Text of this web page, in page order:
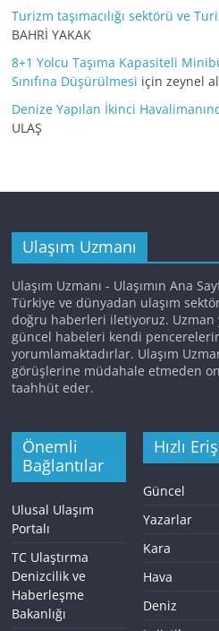
Turizm taşımacılığı sektörü ve
BAHRİ YAKAK
8+1 Yolcu Taşıma Kapasiteli
Sınıfına Düşürülmesi içinzeynel
Denize Yapılan İkinci
ULAŞ
Ulaşım Uzmanı
Ulaşım Uzmanı - Ulaşımın Ana
Türkiye ve dünyadan ulaşım
doğru haberleri iletiyoruz. Uzman
güncel habeleri kendi
yorumlamaktadırlar. Ulaşım
görüşlerine müdahale etmeden
taahhüt eder.
Önemli
Bağlantılar
Ulusal Ulaşım
Portalı
TC Ulaştırma
Denizcilik ve
Haberleşme
Bakanlığı
Hızlı
Güncel
Yazarlar
Kara
Hava
Deniz